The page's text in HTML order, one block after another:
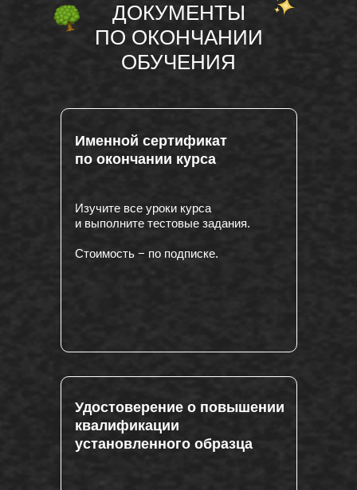
ДОКУМЕНТЫ
ПО ОКОНЧАНИИ
ОБУЧЕНИЯ
Изучите все уроки курса
и выполните тестовые задания.
Стоимость − по подписке.
Именной сертификат
по окончании курса
Удостоверение о повышении
квалификации
установленного образца